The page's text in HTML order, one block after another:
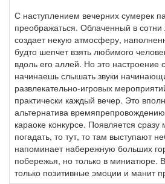
С наступлением вечерних сумерек
преображаться. Облаченный в
создает некую атмосферу,
будто шепчет взять любимого
вдоль его аллей. Но это настроение
начинаешь слышать звуки
развлекательно-игровых
практически каждый вечер. Это
альтернатива
караоке конкурсе. Появляется
погадать, то тут, то там выступают
напоминает набережную больших
побережья, но только в миниатюре.
только позитивные эмоции и манит